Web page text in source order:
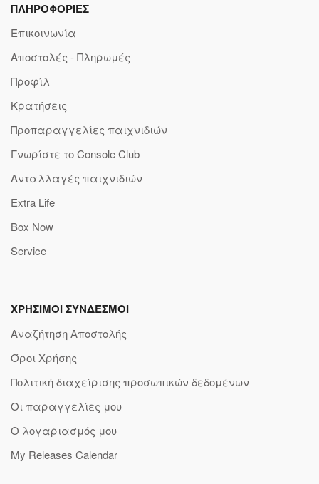
ΠΛΗΡΟΦΟΡΙΕΣ
Επικοινωνία
Αποστολές - Πληρωμές
Προφίλ
Κρατήσεις
Προπαραγγελίες παιχνιδιών
Γνωρίστε το Console Club
Ανταλλαγές παιχνιδιών
Extra Life
Box Now
Service
ΧΡΗΣΙΜΟΙ ΣΥΝΔΕΣΜΟΙ
Αναζήτηση Αποστολής
Όροι Χρήσης
Πολιτική διαχείρισης προσωπικών δεδομένων
Οι παραγγελίες μου
Ο λογαριασμός μου
My Releases Calendar